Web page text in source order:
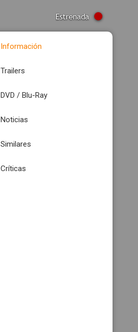
Estrenada
Información
Trailers
DVD / Blu-Ray
Noticias
Similares
Críticas